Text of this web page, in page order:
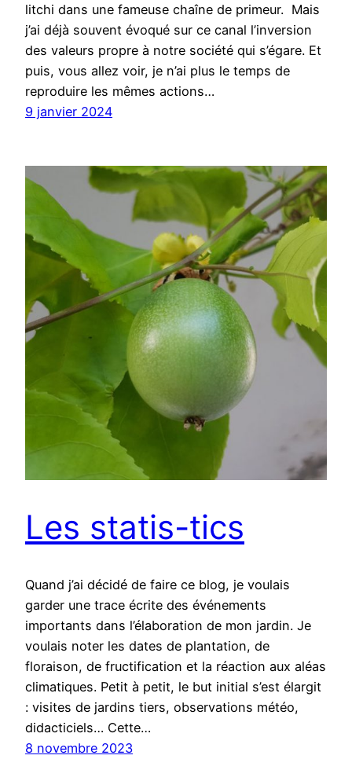
litchi dans une fameuse chaîne de primeur. Mais
j’ai déjà souvent évoqué sur ce canal l’inversion
des valeurs propre à notre société qui s’égare. Et
puis, vous allez voir, je n’ai plus le temps de
reproduire les mêmes actions…
9 janvier 2024
Les statis-tics
Quand j’ai décidé de faire ce blog, je voulais
garder une trace écrite des événements
importants dans l’élaboration de mon jardin. Je
voulais noter les dates de plantation, de
floraison, de fructification et la réaction aux aléas
climatiques. Petit à petit, le but initial s’est élargit
: visites de jardins tiers, observations météo,
didacticiels… Cette…
8 novembre 2023